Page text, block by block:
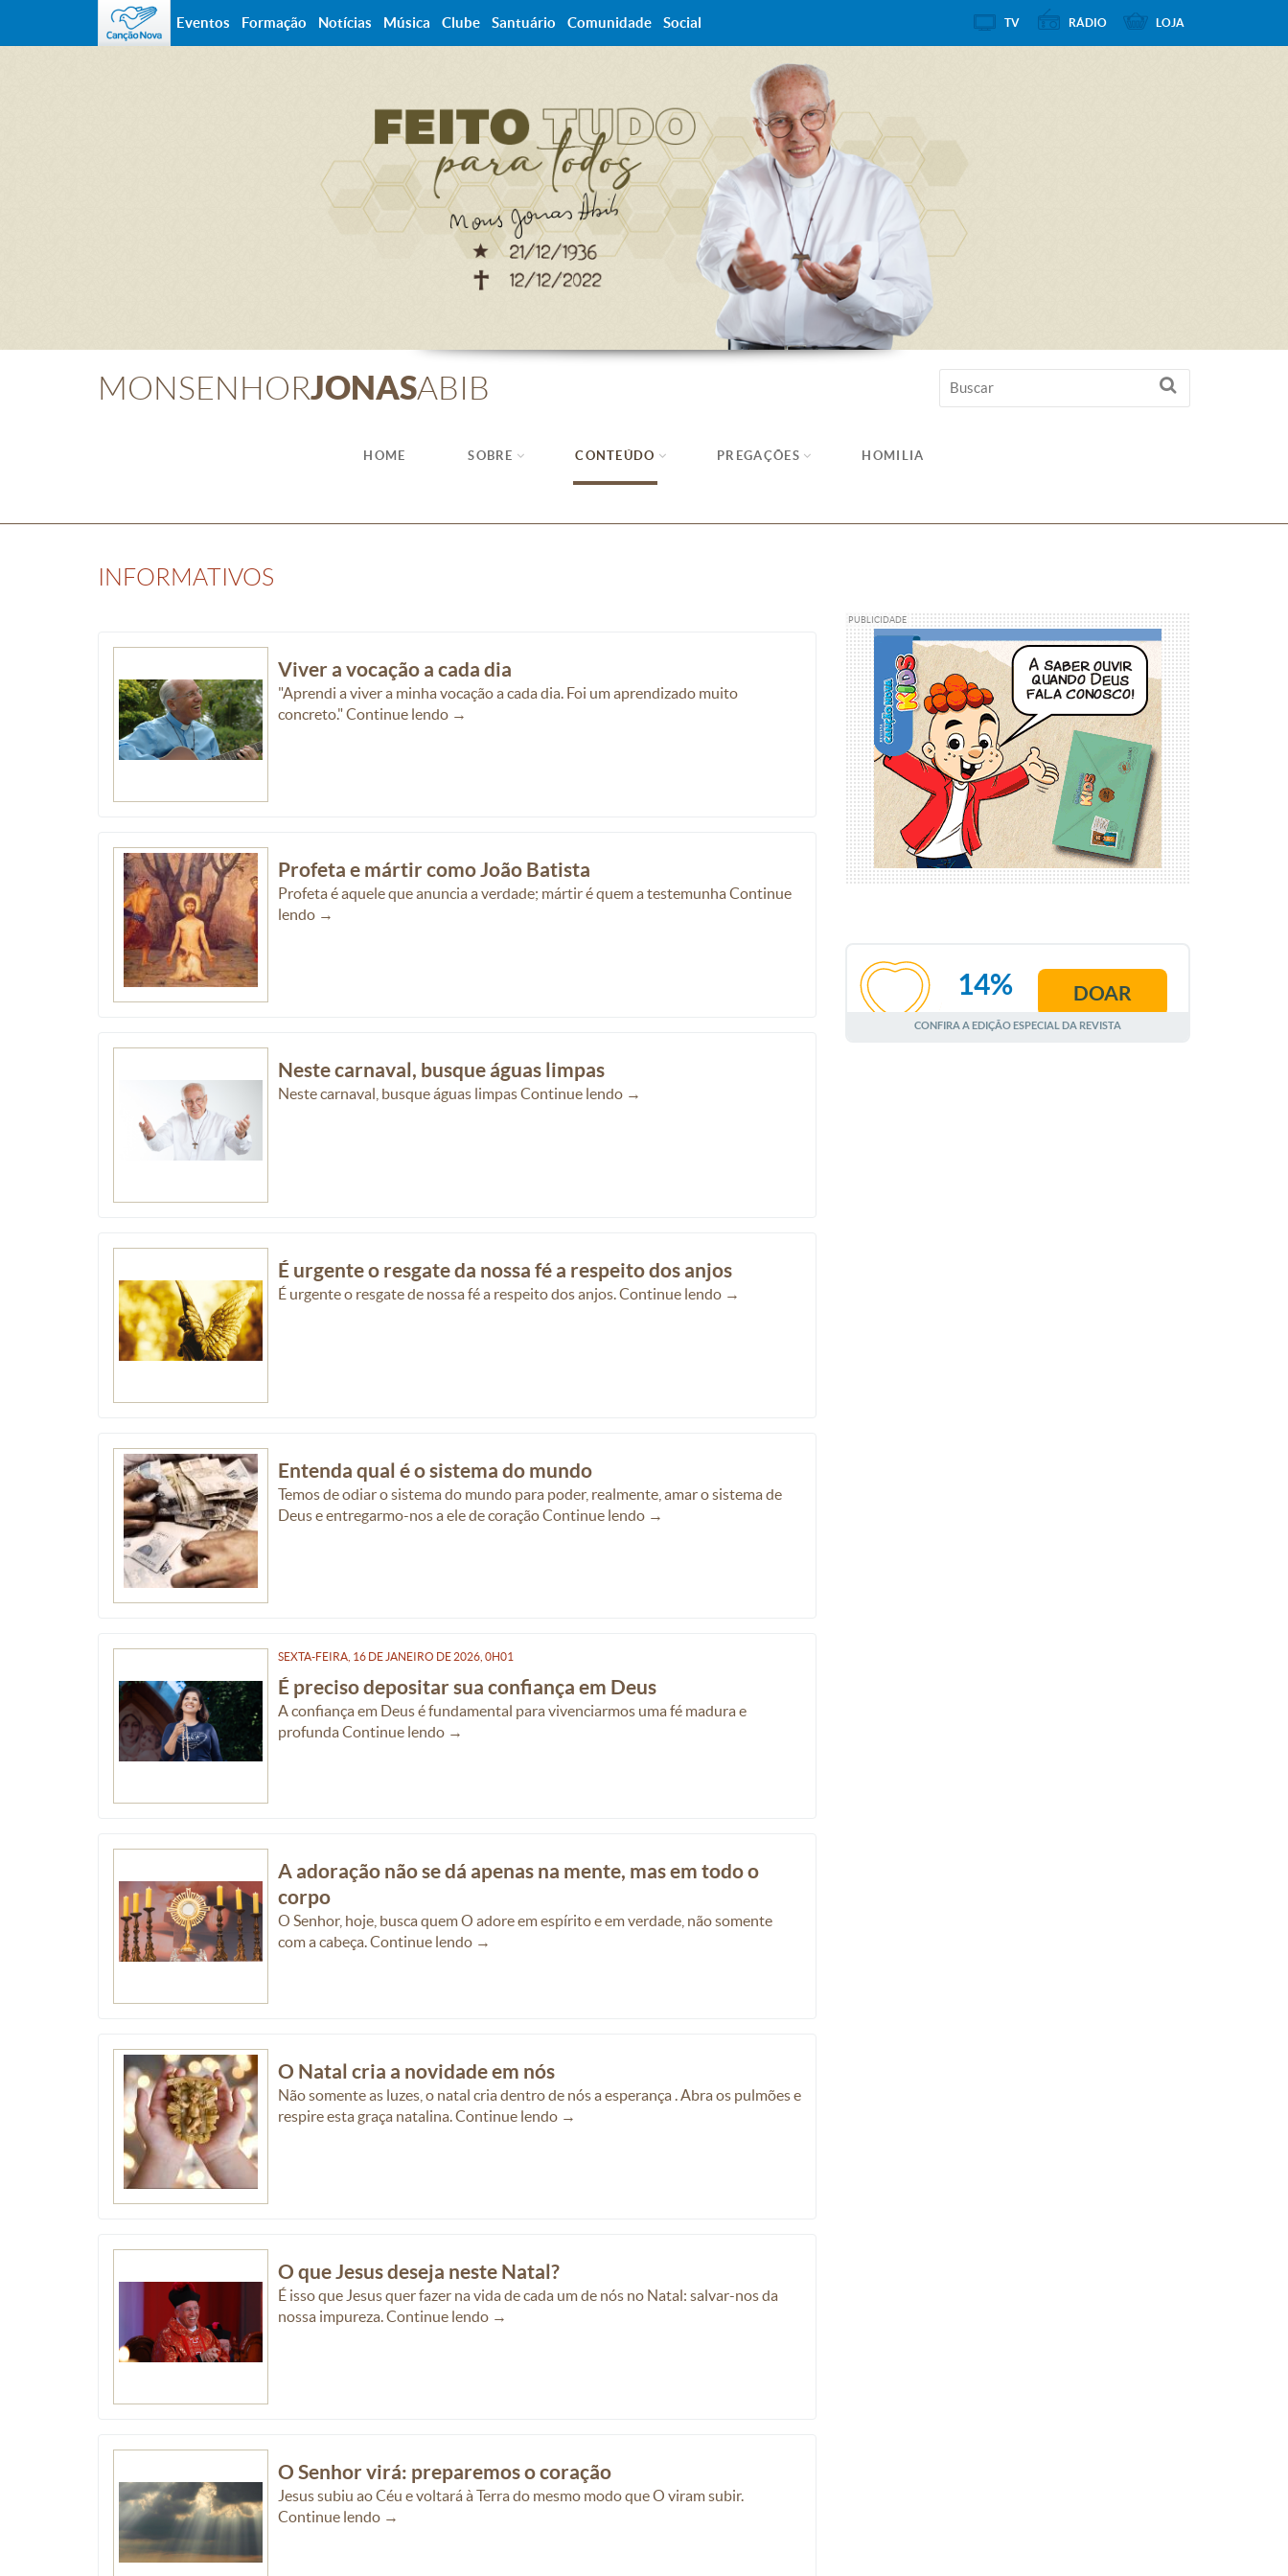
MONSENHORJONASABIB
HOME SOBRE CONTEÚDO PREGAÇÕES HOMILIA
INFORMATIVOS
Viver a vocação a cada dia
"Aprendi a viver a minha vocação a cada dia. Foi um aprendizado muito
concreto." Continue lendo →
Profeta e mártir como João Batista
Profeta é aquele que anuncia a verdade; mártir é quem a testemunha Continue
lendo →
Neste carnaval, busque águas limpas
Neste carnaval, busque águas limpas Continue lendo →
É urgente o resgate da nossa fé a respeito dos anjos
É urgente o resgate de nossa fé a respeito dos anjos. Continue lendo →
Entenda qual é o sistema do mundo
Temos de odiar o sistema do mundo para poder, realmente, amar o sistema de
Deus e entregarmo-nos a ele de coração Continue lendo →
SEXTA-FEIRA, 16 DE JANEIRO DE 2026, 0H01
É preciso depositar sua confiança em Deus
A confiança em Deus é fundamental para vivenciarmos uma fé madura e
profunda Continue lendo →
A adoração não se dá apenas na mente, mas em todo o
corpo
O Senhor, hoje, busca quem O adore em espírito e em verdade, não somente
com a cabeça. Continue lendo →
O Natal cria a novidade em nós
Não somente as luzes, o natal cria dentro de nós a esperança . Abra os pulmões e
respire esta graça natalina. Continue lendo →
O que Jesus deseja neste Natal?
É isso que Jesus quer fazer na vida de cada um de nós no Natal: salvar-nos da
nossa impureza. Continue lendo →
O Senhor virá: preparemos o coração
Jesus subiu ao Céu e voltará à Terra do mesmo modo que O viram subir.
Continue lendo →
PUBLICIDADE
AGOSTO
14% DOAR
CONFIRA A EDIÇÃO ESPECIAL DA REVISTA
Eventos Formação Notícias Música Clube Santuário Comunidade Social TV RÁDIO LOJA